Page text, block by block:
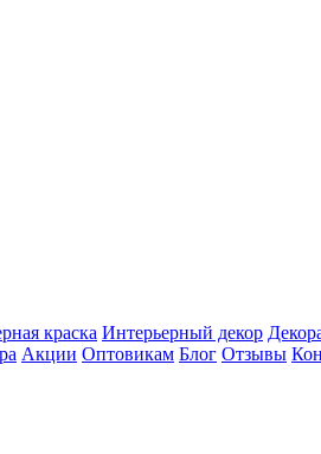
краска Интерьерный декор
Акции Оптовикам Блог Отзывы